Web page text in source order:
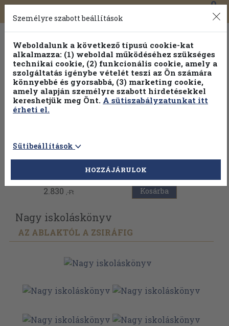
Toggle
navigation
0
Vissza az előző oldalra
2.830 ,-Ft Kosárba
Nagy iskoláskönyv
AZ ABLAKTÓL A ZSIRÁFIG
Személyre szabott beállítások
Weboldalunk a következő típusú cookie-kat
alkalmazza: (1) weboldal működéséhez szükséges
technikai cookie, (2) funkcionális cookie, amely a
szolgáltatás igénybe vételét teszi az Ön számára
könnyebbé és gyorsabbá, (3) marketing cookie,
amely alapján személyre szabott hirdetésekkel
kereshetjük meg Önt. A sütiszabályzatunkat itt
érheti el.
Sütibeállítások
HOZZÁJÁRULOK